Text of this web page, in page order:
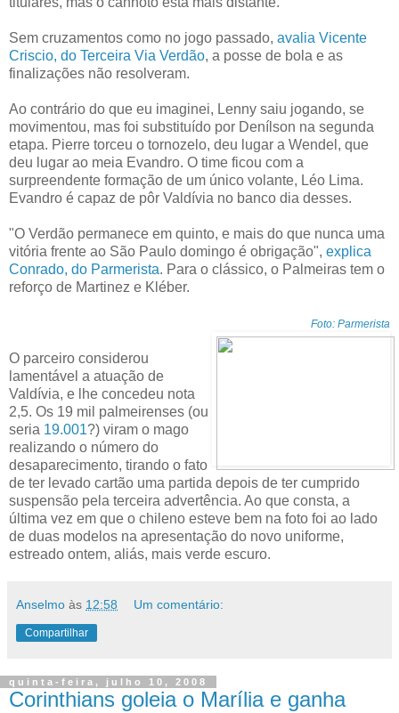
Sem cruzamentos como no jogo passado, avalia Vicente
Criscio, do Terceira Via Verdão, a posse de bola e as
finalizações não resolveram.
Ao contrário do que eu imaginei, Lenny saiu jogando, se
movimentou, mas foi substituído por Denílson na segunda
etapa. Pierre torceu o tornozelo, deu lugar a Wendel, que
deu lugar ao meia Evandro. O time ficou com a
surpreendente formação de um único volante, Léo Lima.
Evandro é capaz de pôr Valdívia no banco dia desses.
"O Verdão permanece em quinto, e mais do que nunca uma
vitória frente ao São Paulo domingo é obrigação", explica
Conrado, do Parmerista. Para o clássico, o Palmeiras tem o
reforço de Martinez e Kléber.
Foto: Parmerista
O parceiro considerou
lamentável a atuação de
Valdívia, e lhe concedeu nota
2,5. Os 19 mil palmeirenses (ou
seria 19.001?) viram o mago
realizando o número do
desaparecimento, tirando o fato
de ter levado cartão uma partida depois de ter cumprido
suspensão pela terceira advertência. Ao que consta, a
última vez em que o chileno esteve bem na foto foi ao lado
de duas modelos na apresentação do novo uniforme,
estreado ontem, aliás, mais verde escuro.
Anselmo às 12:58 Um comentário:
Compartilhar
quinta-feira, julho 10, 2008
Corinthians goleia o Marília e ganha